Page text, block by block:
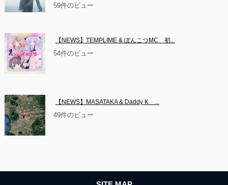
59件のビュー
【NEWS】TEMPLIME & ぽんこつMC　初...
54件のビュー
【NEWS】MASATAKA & Daddy K　...
49件のビュー